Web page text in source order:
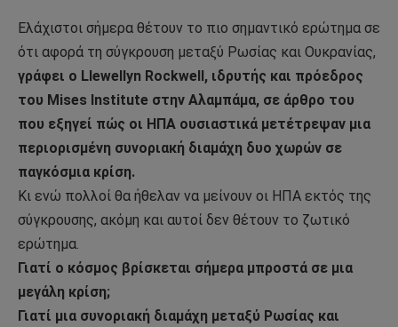
Eλάχιστοι σήμερα θέτουν το πιο σημαντικό ερώτημα σε
ότι αφορά τη σύγκρουση μεταξύ Ρωσίας και Ουκρανίας,
γράφει ο Llewellyn Rockwell, ιδρυτής και πρόεδρος
του Mises Institute στην Αλαμπάμα, σε άρθρο του
που εξηγεί πώς οι ΗΠΑ ουσιαστικά μετέτρεψαν μια
περιορισμένη συνοριακή διαμάχη δυο χωρών σε
παγκόσμια κρίση.
Κι ενώ πολλοί θα ήθελαν να μείνουν οι ΗΠΑ εκτός της
σύγκρουσης, ακόμη και αυτοί δεν θέτουν το ζωτικό
ερώτημα.
Γιατί ο κόσμος βρίσκεται σήμερα μπροστά σε μια
μεγάλη κρίση;
Γιατί μια συνοριακή διαμάχη μεταξύ Ρωσίας και